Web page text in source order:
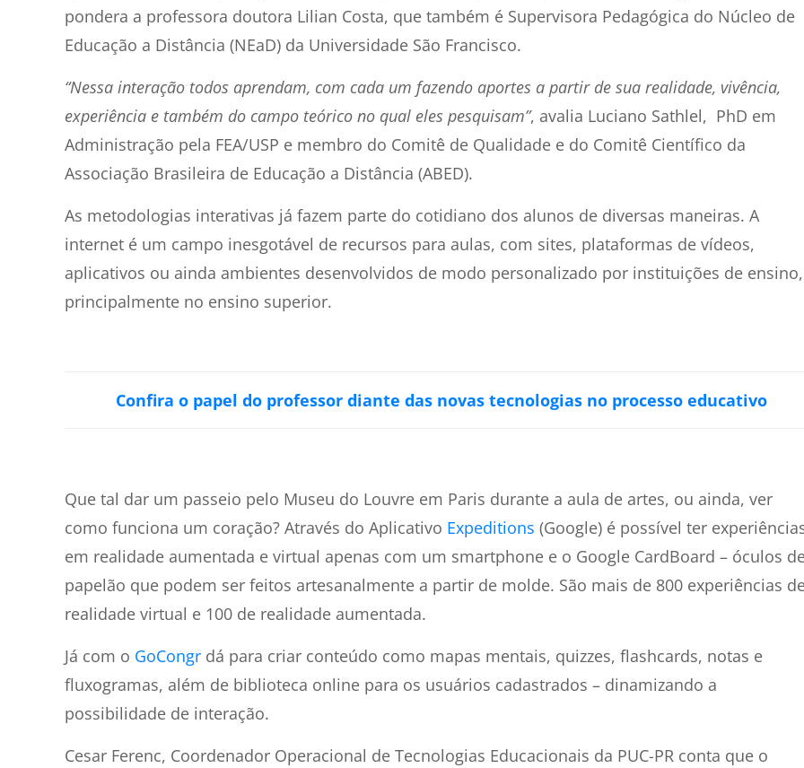
pondera a professora doutora Lilian Costa, que também é Supervisora Pedagógica do Núcleo de
Educação a Distância (NEaD) da Universidade São Francisco.
“Nessa interação todos aprendam, com cada um fazendo aportes a partir de sua realidade, vivência,
experiência e também do campo teórico no qual eles pesquisam”, avalia Luciano Sathlel, PhD em
Administração pela FEA/USP e membro do Comitê de Qualidade e do Comitê Científico da
Associação Brasileira de Educação a Distância (ABED).
As metodologias interativas já fazem parte do cotidiano dos alunos de diversas maneiras. A
internet é um campo inesgotável de recursos para aulas, com sites, plataformas de vídeos,
aplicativos ou ainda ambientes desenvolvidos de modo personalizado por instituições de ensino,
principalmente no ensino superior.
Confira o papel do professor diante das novas tecnologias no processo educativo
Que tal dar um passeio pelo Museu do Louvre em Paris durante a aula de artes, ou ainda, ver
como funciona um coração? Através do Aplicativo Expeditions (Google) é possível ter
em realidade aumentada e virtual apenas com um smartphone e o Google CardBoard – óculos
papelão que podem ser feitos artesanalmente a partir de molde. São mais de 800 experiências
realidade virtual e 100 de realidade aumentada.
Já com o GoCongr dá para criar conteúdo como mapas mentais, quizzes, flashcards, notas e
fluxogramas, além de biblioteca online para os usuários cadastrados – dinamizando a
possibilidade de interação.
Cesar Ferenc, Coordenador Operacional de Tecnologias Educacionais da PUC-PR conta que o